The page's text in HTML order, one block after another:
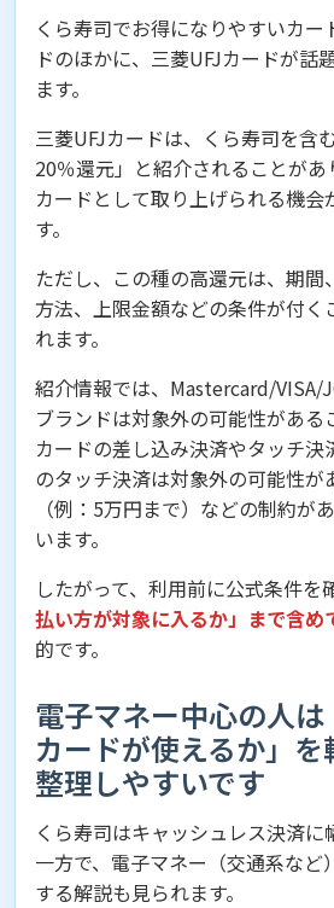
くら寿司でお得になりやすいカー
ドのほかに、三菱UFJカードが話
ます。
三菱UFJカードは、くら寿司を含
20％還元」と紹介されることが
カードとして取り上げられる機会
す。
ただし、この種の高還元は、期間
方法、上限金額などの条件が付く
れます。
紹介情報では、Mastercard/VISA/
ブランドは対象外の可能性がある
カードの差し込み決済やタッチ決
のタッチ決済は対象外の可能性が
（例：5万円まで）などの制約が
います。
したがって、利用前に公式条件を
払い方が対象に入るか」まで含め
的です。
電子マネー中心の人
カードが使えるか」を
整理しやすいです
くら寿司はキャッシュレス決済に
一方で、電子マネー（交通系など
する解説も見られます。